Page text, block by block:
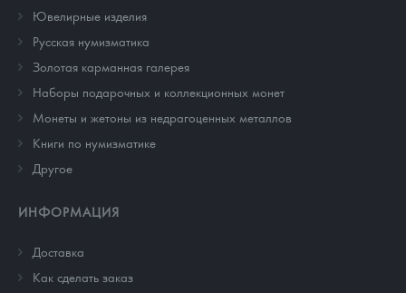
Ювелирные изделия
Русская нумизматика
Золотая карманная галерея
Наборы подарочных и коллекционных монет
Монеты и жетоны из недрагоценных металлов
Книги по нумизматике
Другое
ИНФОРМАЦИЯ
Доставка
Как сделать заказ